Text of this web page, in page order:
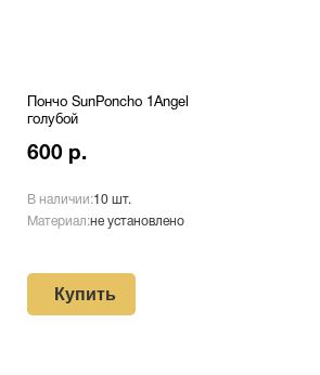
Пончо SunPoncho 1Angel
голубой
600 р.
В наличии:10 шт.
Материал:не установлено
Купить